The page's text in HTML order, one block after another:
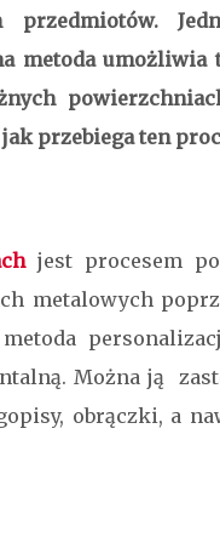
przedmiotów.
metoda umożliwia
przebiega ten
jest procesem
metalowych
Można ją
obrączki, a